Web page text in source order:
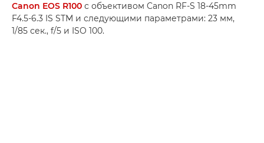
Canon EOS R100 с объективом Canon RF-S 18-45mm
F4.5-6.3 IS STM и следующими параметрами: 23 мм,
1/85 сек., f/5 и ISO 100.